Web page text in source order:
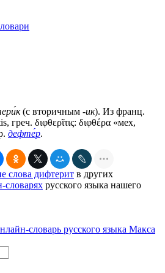
(с вторичным -ик). Из франц.
греч. διφθερῖτις: διφθέρα «мех,
дефте́р.
слова дифтерит в других
словарях русского языка нашего
словарь русского языка Макса